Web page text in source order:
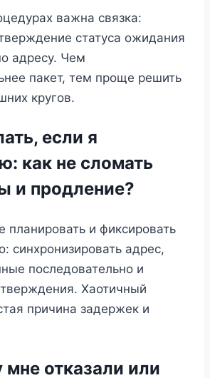
важна связка:
статуса ожидания
адресу. Чем
пакет, тем проще решить
кругов.
если я
как не сломать
и продление?
планировать и фиксировать
синхронизировать адрес,
последовательно и
Хаотичный
причина задержек и
отказали или